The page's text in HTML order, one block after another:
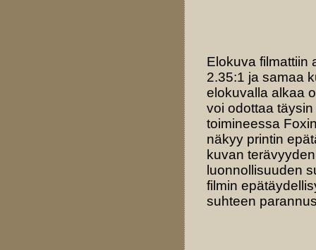
Elokuva filmattiin
2.35:1 ja samaa
elokuvalla alkaa
voi odottaa
toimineessa
näkyy printin
kuvan
luonnollisuuden
filmin
suhteen